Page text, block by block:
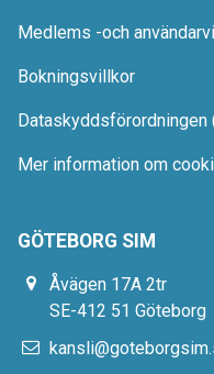
Medlems -och
Bokningsvillkor
Dataskyddsförordningen
Mer information om
GÖTEBORG SIM
Åvägen 17A 2tr
SE-412 51 Göteborg